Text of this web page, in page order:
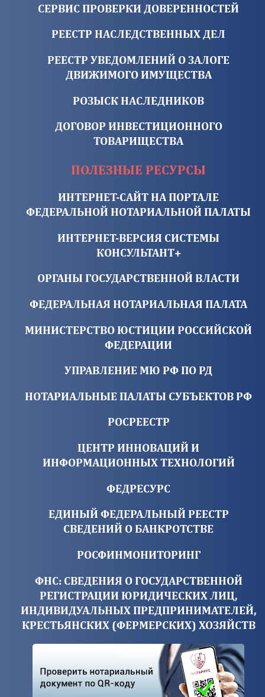
СЕРВИС ПРОВЕРКИ ДОВЕРЕННОСТЕЙ
РЕЕСТР НАСЛЕДСТВЕННЫХ ДЕЛ
РЕЕСТР УВЕДОМЛЕНИЙ О ЗАЛОГЕ
ДВИЖИМОГО ИМУЩЕСТВА
РОЗЫСК НАСЛЕДНИКОВ
ДОГОВОР ИНВЕСТИЦИОННОГО
ТОВАРИЩЕСТВА
ПОЛЕЗНЫЕ РЕСУРСЫ
ИНТЕРНЕТ-САЙТ НА ПОРТАЛЕ
ФЕДЕРАЛЬНОЙ НОТАРИАЛЬНОЙ ПАЛАТЫ
ИНТЕРНЕТ-ВЕРСИЯ СИСТЕМЫ
КОНСУЛЬТАНТ+
ОРГАНЫ ГОСУДАРСТВЕННОЙ ВЛАСТИ
ФЕДЕРАЛЬНАЯ НОТАРИАЛЬНАЯ ПАЛАТА
МИНИСТЕРСТВО ЮСТИЦИИ РОССИЙСКОЙ
ФЕДЕРАЦИИ
УПРАВЛЕНИЕ МЮ РФ ПО РД
НОТАРИАЛЬНЫЕ ПАЛАТЫ СУБЪЕКТОВ РФ
РОСРЕЕСТР
ЦЕНТР ИННОВАЦИЙ И
ИНФОРМАЦИОННЫХ ТЕХНОЛОГИЙ
ФЕДРЕСУРС
ЕДИНЫЙ ФЕДЕРАЛЬНЫЙ РЕЕСТР
СВЕДЕНИЙ О БАНКРОТСТВЕ
РОСФИНМОНИТОРИНГ
ФНС: СВЕДЕНИЯ О ГОСУДАРСТВЕННОЙ
РЕГИСТРАЦИИ ЮРИДИЧЕСКИХ ЛИЦ,
ИНДИВИДУАЛЬНЫХ ПРЕДПРИНИМАТЕЛЕЙ,
КРЕСТЬЯНСКИХ (ФЕРМЕРСКИХ) ХОЗЯЙСТВ